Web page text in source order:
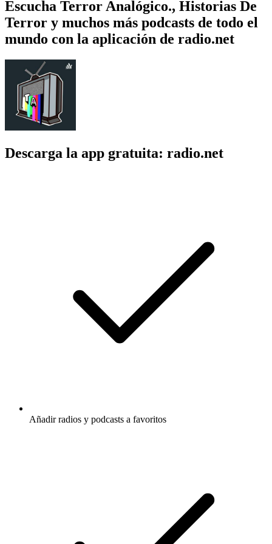
Escucha Terror Analógico., Historias De
Terror y muchos más podcasts de todo el
mundo con la aplicación de radio.net
Descarga la app gratuita: radio.net
Añadir radios y podcasts a favoritos